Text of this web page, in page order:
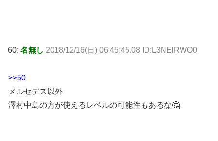
60: 名無し 2018/12/16(日) 06:45:45.08 ID:L3NElRWO0
>>50
メルセデス以外
澤村中島の方が使えるレベルの可能性もあるな🤔